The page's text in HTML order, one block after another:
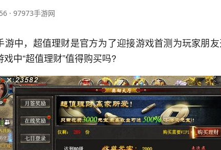
· 97973手游网
游中，超值理财是官方为了迎接游戏首测为玩家朋
中“超值理财”值得购买吗?